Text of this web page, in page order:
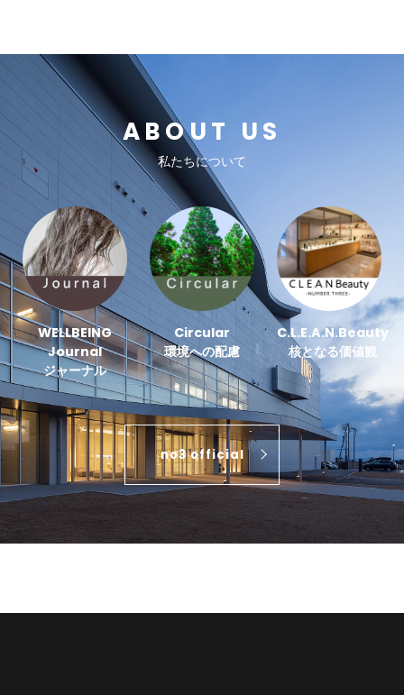
ABOUT US
私たちについて
WELLBEING
Journal
ジャーナル
Circular
環境への配慮
C.L.E.A.N.Beauty
核となる価値観
no3 official